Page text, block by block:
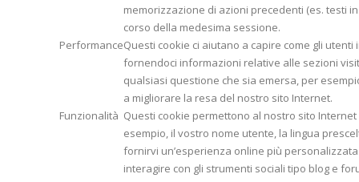
memorizzazione di azioni precedenti (es. testi
corso della medesima sessione.
PerformanceQuesti cookie ci aiutano a capire come gli
fornendoci informazioni relative alle sezioni
qualsiasi questione che sia emersa, per
a migliorare la resa del nostro sito Internet.
Funzionalità Questi cookie permettono al nostro sito
esempio, il vostro nome utente, la lingua
fornirvi un’esperienza online più
interagire con gli strumenti sociali tipo blog e